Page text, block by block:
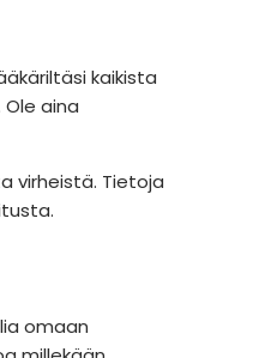
kaikista
aina
virheistä. Tietoja
omaan